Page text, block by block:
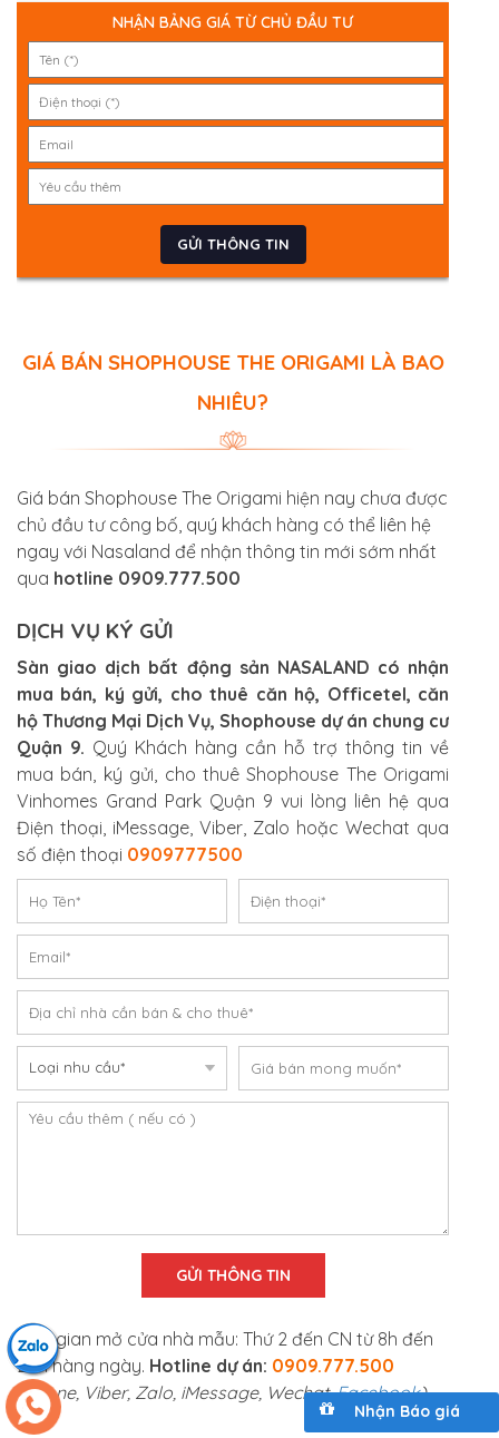
NHẬN BẢNG GIÁ TỪ CHỦ ĐẦU TƯ
GIÁ BÁN SHOPHOUSE THE ORIGAMI LÀ BAO
NHIÊU?
Giá bán Shophouse The Origami hiện nay chưa được
chủ đầu tư công bố, quý khách hàng có thể liên hệ
ngay với Nasaland để nhận thông tin mới sớm nhất
qua hotline 0909.777.500
DỊCH VỤ KÝ GỬI
Sàn giao dịch bất động sản NASALAND có nhận
mua bán, ký gửi, cho thuê căn hộ, Officetel, căn
hộ Thương Mại Dịch Vụ, Shophouse dự án chung cư
Quận 9. Quý Khách hàng cần hỗ trợ thông tin về
mua bán, ký gửi, cho thuê Shophouse The Origami
Vinhomes Grand Park Quận 9 vui lòng liên hệ qua
Điện thoại, iMessage, Viber, Zalo hoặc Wechat qua
số điện thoại 0909777500
Thời gian mở cửa nhà mẫu: Thứ 2 đến CN từ 8h đến
20h hàng ngày. Hotline dự án: 0909.777.500
(Phone, Viber, Zalo, iMessage, Wechat,Facebook)
Nhận Báo giá